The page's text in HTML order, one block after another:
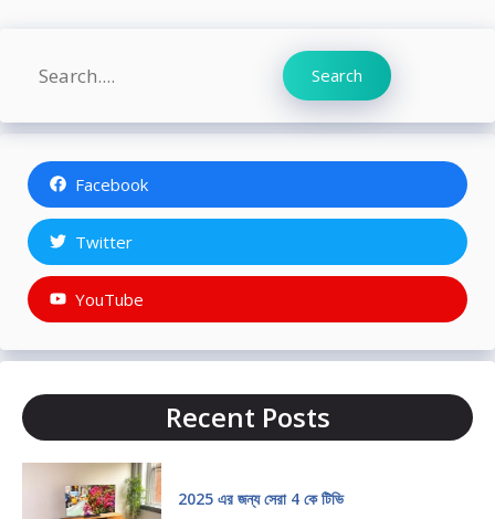
Search Search
Facebook
Twitter
YouTube
Recent Posts
2025 এর জন্য সেরা 4 কে টিভি